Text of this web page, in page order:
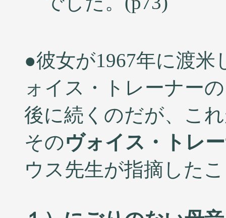
●彼女が1967年に渡
ォイス・トレーナー
後に続くのだが、こ
そのヴォイス・トレ
ウス先生が指摘した